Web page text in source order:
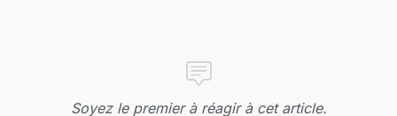
Soyez le premier à réagir à cet article.